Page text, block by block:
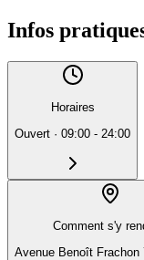
Infos
Horaires
Ouvert · 09:00 - 24:00
Comment s'y
Avenue Benoît Frachon